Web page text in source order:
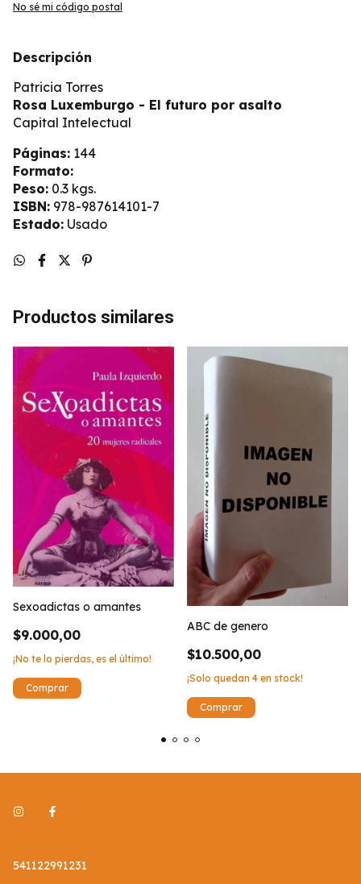
No sé mi código postal
Descripción
Patricia Torres
Rosa Luxemburgo - El futuro por asalto
Capital Intelectual
Páginas: 144
Formato:
Peso: 0.3 kgs.
ISBN: 978-987614101-7
Estado: Usado
Productos similares
Sexoadictas o amantes
$9.000,00
¡No te lo pierdas, es el último!
ABC de genero
$10.500,00
¡Solo quedan 4 en stock!
541122991231